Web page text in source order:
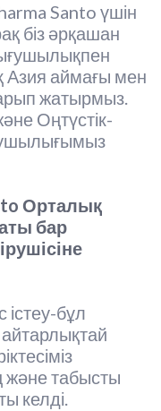
Santo үшін
біз әрқашан
Азия аймағы мен
жатырмыз.
Оңтүстік-
Орталық
бар
бұл
және табысты
келді.